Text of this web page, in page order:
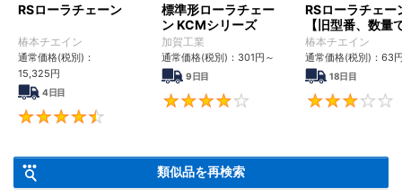
RSローラチェーン
椿本チエイン
通常価格(税別)：
15,325円
4日目
標準形ローラチェー
ン KCMシリーズ
加賀工業
通常価格(税別)： 301円 ～
9日目
4
RSローラチェー
【旧型番、数量
ンク数指定】
椿本チエイン
通常価格(税別)： 63
18日目
類似品を再検索